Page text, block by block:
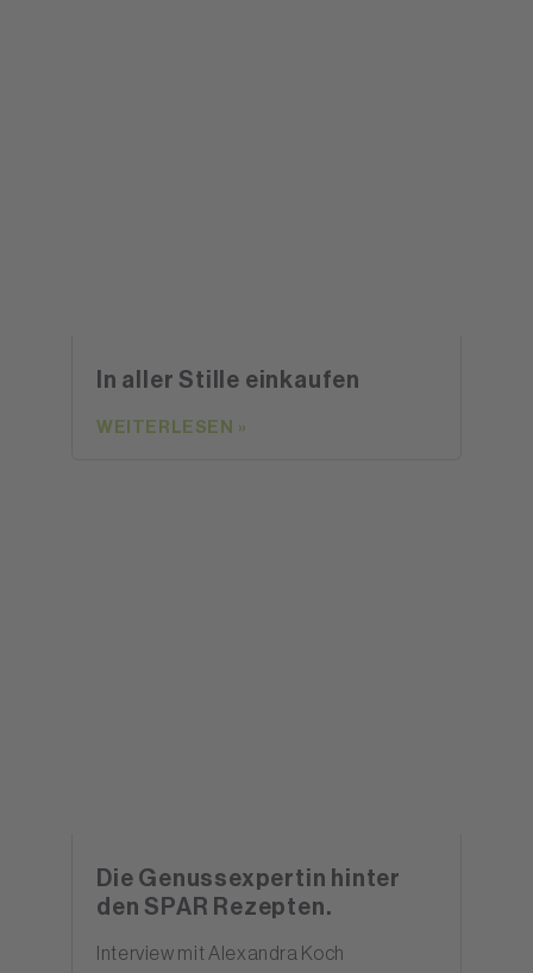
In aller Stille einkaufen
WEITERLESEN »
Die Genussexpertin hinter
den SPAR Rezepten.
Interview mit Alexandra Koch